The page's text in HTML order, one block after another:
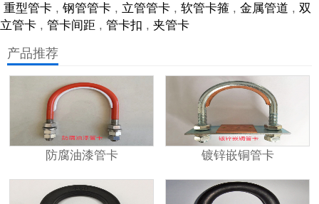
重型管卡 , 钢管管卡 , 立管管卡 , 软管卡箍 , 金属管道 , 双
立管卡 , 管卡间距 , 管卡扣 , 夹管卡
产品推荐
防腐油漆管卡 镀锌嵌铜管卡